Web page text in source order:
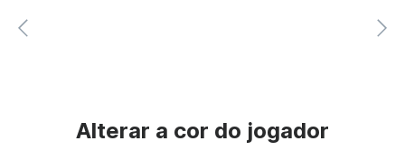
Alterar a cor do jogador